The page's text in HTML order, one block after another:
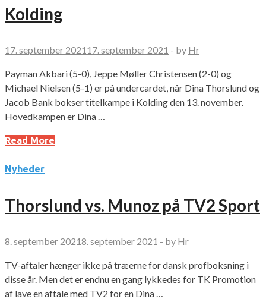
Kolding
17. september 2021 17. september 2021 - by Hr
Payman Akbari (5-0), Jeppe Møller Christensen (2-0) og
Michael Nielsen (5-1) er på undercardet, når Dina Thorslund og
Jacob Bank bokser titelkampe i Kolding den 13. november.
Hovedkampen er Dina …
Read More
Nyheder
Thorslund vs. Munoz på TV2 Sport
8. september 20218. september 2021 - by Hr
TV-aftaler hænger ikke på træerne for dansk profboksning i
disse år. Men det er endnu en gang lykkedes for TK Promotion
af lave en aftale med TV2 for en Dina …